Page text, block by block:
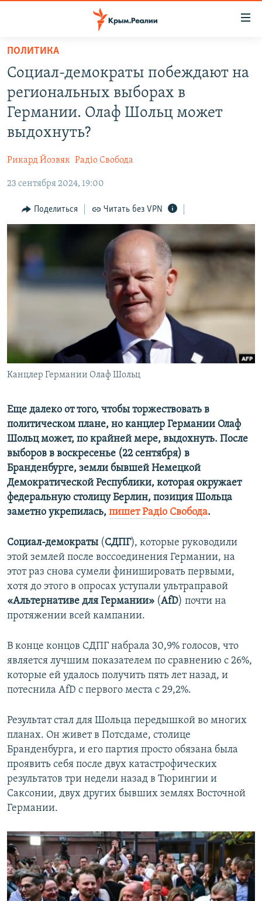
Вернуться
основному
содержанию
Вернутся
главной
Вернутся
СПЕЦПРОЕКТЫ
КАРТА ВОЕННЫХ ОБЪЕКТОВ КРЫМА
ВОДА
ИНТЕРАКТИВ
ИНФОГРАФИКА
ТЕЛЕПРОЕКТ КРЫМ.РЕАЛИИ
СОВЕТЫ ПРАВОЗАЩИТНИКОВ
ПРОПАВШИЕ БЕЗ ВЕСТИ
ПОБЕДИТЕЛЕЙ НЕ СУДЯТ?
КРЫМ.НЕПОКОРЕННЫЙ
УКРАИНСКАЯ ПРОБЛЕМА КРЫМА
РАДІО СВОБОДА
КАК ОБОЙТИ БЛОКИРОВКУ
Qırımtatar
ПРИСОЕДИНЯЙТЕСЬ!
Все сайты RFE/RL
ПОЛИТИКА
Социал-демократы побеждают на
региональных выборах в
Германии. Олаф Шольц может
выдохнуть?
Рикард Йозвяк Радіо Свобода
23 сентября 2024, 19:00
Поделиться Читать без VPN
Канцлер Германии Олаф Шольц
Еще далеко от того, чтобы торжествовать в
политическом плане, но канцлер Германии Олаф
Шольц может, по крайней мере, выдохнуть. После
выборов в воскресенье (22 сентября) в
Бранденбурге, земли бывшей Немецкой
Демократической Республики, которая окружает
федеральную столицу Берлин, позиция Шольца
заметно укрепилась, пишет Радіо Свобода.
Социал-демократы (СДПГ), которые руководили
этой землей после воссоединения Германии, на
этот раз снова сумели финишировать первыми,
хотя до этого в опросах уступали ультраправой
«Альтернативе для Германии» (AfD) почти на
протяжении всей кампании.
В конце концов СДПГ набрала 30,9% голосов, что
является лучшим показателем по сравнению с 26%,
которые ей удалось получить пять лет назад, и
потеснила AfD с первого места с 29,2%.
Результат стал для Шольца передышкой во многих
планах. Он живет в Потсдаме, столице
Бранденбурга, и его партия просто обязана была
проявить себя после двух катастрофических
результатов три недели назад в Тюрингии и
Саксонии, двух других бывших землях Восточной
Германии.